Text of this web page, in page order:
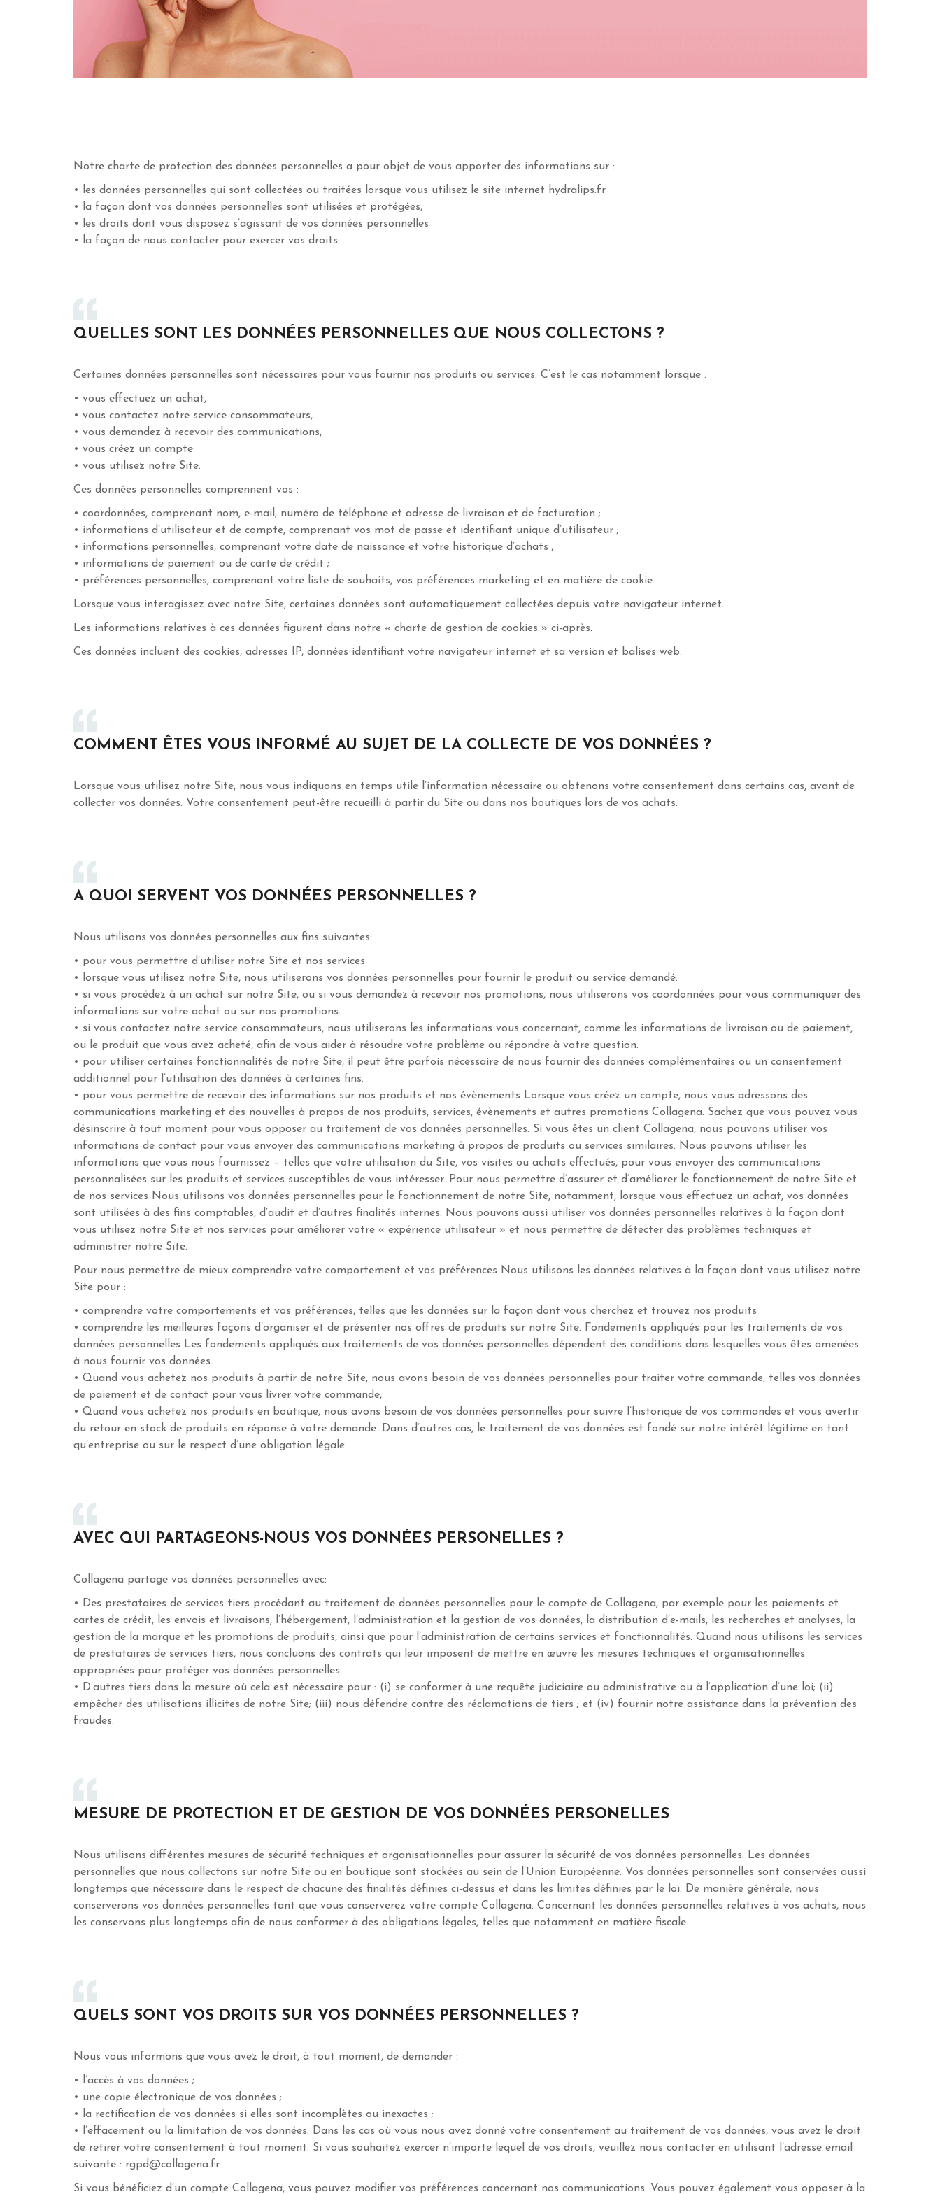
Notre charte de protection des données personnelles a pour objet de vous apporter des informations sur :
• les données personnelles qui sont collectées ou traitées lorsque vous utilisez le site internet hydralips.fr
• la façon dont vos données personnelles sont utilisées et protégées,
• les droits dont vous disposez s’agissant de vos données personnelles
• la façon de nous contacter pour exercer vos droits.
QUELLES SONT LES DONNÉES PERSONNELLES QUE NOUS COLLECTONS ?
Certaines données personnelles sont nécessaires pour vous fournir nos produits ou services. C’est le cas notamment lorsque :
• vous effectuez un achat,
• vous contactez notre service consommateurs,
• vous demandez à recevoir des communications,
• vous créez un compte
• vous utilisez notre Site.
Ces données personnelles comprennent vos :
• coordonnées, comprenant nom, e-mail, numéro de téléphone et adresse de livraison et de facturation ;
• informations d’utilisateur et de compte, comprenant vos mot de passe et identifiant unique d’utilisateur ;
• informations personnelles, comprenant votre date de naissance et votre historique d’achats ;
• informations de paiement ou de carte de crédit ;
• préférences personnelles, comprenant votre liste de souhaits, vos préférences marketing et en matière de cookie.
Lorsque vous interagissez avec notre Site, certaines données sont automatiquement collectées depuis votre navigateur internet.
Les informations relatives à ces données figurent dans notre « charte de gestion de cookies » ci-après.
Ces données incluent des cookies, adresses IP, données identifiant votre navigateur internet et sa version et balises web.
COMMENT ÊTES VOUS INFORMÉ AU SUJET DE LA COLLECTE DE VOS DONNÉES ?
Lorsque vous utilisez notre Site, nous vous indiquons en temps utile l’information nécessaire ou obtenons votre consentement dans certains cas, avant de
collecter vos données. Votre consentement peut-être recueilli à partir du Site ou dans nos boutiques lors de vos achats.
A QUOI SERVENT VOS DONNÉES PERSONNELLES ?
Nous utilisons vos données personnelles aux fins suivantes:
• pour vous permettre d’utiliser notre Site et nos services
• lorsque vous utilisez notre Site, nous utiliserons vos données personnelles pour fournir le produit ou service demandé.
• si vous procédez à un achat sur notre Site, ou si vous demandez à recevoir nos promotions, nous utiliserons vos coordonnées pour vous communiquer des
informations sur votre achat ou sur nos promotions.
• si vous contactez notre service consommateurs, nous utiliserons les informations vous concernant, comme les informations de livraison ou de paiement,
ou le produit que vous avez acheté, afin de vous aider à résoudre votre problème ou répondre à votre question.
• pour utiliser certaines fonctionnalités de notre Site, il peut être parfois nécessaire de nous fournir des données complémentaires ou un consentement
additionnel pour l’utilisation des données à certaines fins.
• pour vous permettre de recevoir des informations sur nos produits et nos évènements Lorsque vous créez un compte, nous vous adressons des
communications marketing et des nouvelles à propos de nos produits, services, évènements et autres promotions Collagena. Sachez que vous pouvez vous
désinscrire à tout moment pour vous opposer au traitement de vos données personnelles. Si vous êtes un client Collagena, nous pouvons utiliser vos
informations de contact pour vous envoyer des communications marketing à propos de produits ou services similaires. Nous pouvons utiliser les
informations que vous nous fournissez – telles que votre utilisation du Site, vos visites ou achats effectués, pour vous envoyer des communications
personnalisées sur les produits et services susceptibles de vous intéresser. Pour nous permettre d’assurer et d’améliorer le fonctionnement de notre Site et
de nos services Nous utilisons vos données personnelles pour le fonctionnement de notre Site, notamment, lorsque vous effectuez un achat, vos données
sont utilisées à des fins comptables, d’audit et d’autres finalités internes. Nous pouvons aussi utiliser vos données personnelles relatives à la façon dont
vous utilisez notre Site et nos services pour améliorer votre « expérience utilisateur » et nous permettre de détecter des problèmes techniques et
administrer notre Site.
Pour nous permettre de mieux comprendre votre comportement et vos préférences Nous utilisons les données relatives à la façon dont vous utilisez notre
Site pour :
• comprendre votre comportements et vos préférences, telles que les données sur la façon dont vous cherchez et trouvez nos produits
• comprendre les meilleures façons d’organiser et de présenter nos offres de produits sur notre Site. Fondements appliqués pour les traitements de vos
données personnelles Les fondements appliqués aux traitements de vos données personnelles dépendent des conditions dans lesquelles vous êtes amenées
à nous fournir vos données.
• Quand vous achetez nos produits à partir de notre Site, nous avons besoin de vos données personnelles pour traiter votre commande, telles vos données
de paiement et de contact pour vous livrer votre commande,
• Quand vous achetez nos produits en boutique, nous avons besoin de vos données personnelles pour suivre l’historique de vos commandes et vous avertir
du retour en stock de produits en réponse à votre demande. Dans d’autres cas, le traitement de vos données est fondé sur notre intérêt légitime en tant
qu’entreprise ou sur le respect d’une obligation légale.
AVEC QUI PARTAGEONS-NOUS VOS DONNÉES PERSONELLES ?
Collagena partage vos données personnelles avec:
• Des prestataires de services tiers procédant au traitement de données personnelles pour le compte de Collagena, par exemple pour les paiements et
cartes de crédit, les envois et livraisons, l’hébergement, l’administration et la gestion de vos données, la distribution d’e-mails, les recherches et analyses, la
gestion de la marque et les promotions de produits, ainsi que pour l’administration de certains services et fonctionnalités. Quand nous utilisons les services
de prestataires de services tiers, nous concluons des contrats qui leur imposent de mettre en œuvre les mesures techniques et organisationnelles
appropriées pour protéger vos données personnelles.
• D’autres tiers dans la mesure où cela est nécessaire pour : (i) se conformer à une requête judiciaire ou administrative ou à l’application d’une loi; (ii)
empêcher des utilisations illicites de notre Site; (iii) nous défendre contre des réclamations de tiers ; et (iv) fournir notre assistance dans la prévention des
fraudes.
MESURE DE PROTECTION ET DE GESTION DE VOS DONNÉES PERSONELLES
Nous utilisons différentes mesures de sécurité techniques et organisationnelles pour assurer la sécurité de vos données personnelles. Les données
personnelles que nous collectons sur notre Site ou en boutique sont stockées au sein de l’Union Européenne. Vos données personnelles sont conservées aussi
longtemps que nécessaire dans le respect de chacune des finalités définies ci-dessus et dans les limites définies par le loi. De manière générale, nous
conserverons vos données personnelles tant que vous conserverez votre compte Collagena. Concernant les données personnelles relatives à vos achats, nous
les conservons plus longtemps afin de nous conformer à des obligations légales, telles que notamment en matière fiscale.
QUELS SONT VOS DROITS SUR VOS DONNÉES PERSONNELLES ?
Nous vous informons que vous avez le droit, à tout moment, de demander :
• l’accès à vos données ;
• une copie électronique de vos données ;
• la rectification de vos données si elles sont incomplètes ou inexactes ;
• l’effacement ou la limitation de vos données. Dans les cas où vous nous avez donné votre consentement au traitement de vos données, vous avez le droit
de retirer votre consentement à tout moment. Si vous souhaitez exercer n’importe lequel de vos droits, veuillez nous contacter en utilisant l’adresse email
suivante : rgpd@collagena.fr
Si vous bénéficiez d’un compte Collagena, vous pouvez modifier vos préférences concernant nos communications. Vous pouvez également vous opposer à la